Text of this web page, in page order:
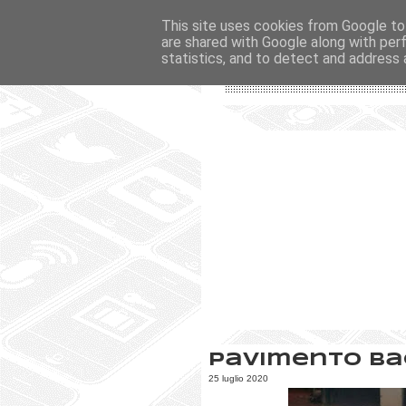
Pavimento
25 luglio 2020
This site uses cookies from Google
are shared with Google along with
statistics, and to detect and address